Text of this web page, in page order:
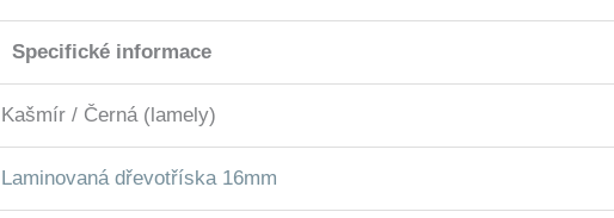
Specifické informace
Kašmír / Černá (lamely)
Laminovaná dřevotříska 16mm